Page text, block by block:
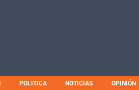
POLITICA NOTICIAS OPINIÓN